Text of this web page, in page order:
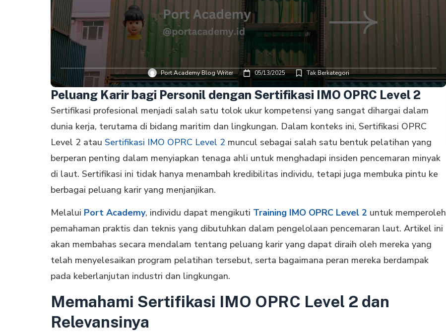
Port Academy Blog Writer 05/13/2025 Tak Berkategori
Peluang Karir bagi Personil dengan Sertifikasi IMO OPRC Level 2
Sertifikasi profesional menjadi salah satu tolok ukur kompetensi yang sangat dihargai dalam
dunia kerja, terutama di bidang maritim dan lingkungan. Dalam konteks ini, Sertifikasi OPRC
Level 2 atau Sertifikasi IMO OPRC Level 2 muncul sebagai salah satu bentuk pelatihan yang
berperan penting dalam menyiapkan tenaga ahli untuk menghadapi insiden pencemaran minyak
di laut. Sertifikasi ini tidak hanya menambah kredibilitas individu, tetapi juga membuka pintu ke
berbagai peluang karir yang menjanjikan.
Melalui Port Academy, individu dapat mengikuti Training IMO OPRC Level 2 untuk memperoleh
pemahaman praktis dan teknis yang dibutuhkan dalam pengelolaan pencemaran laut. Artikel ini
akan membahas secara mendalam tentang peluang karir yang dapat diraih oleh mereka yang
telah menyelesaikan program pelatihan tersebut, serta bagaimana peran mereka berdampak
pada keberlanjutan industri dan lingkungan.
Memahami Sertifikasi IMO OPRC Level 2 dan
Relevansinya